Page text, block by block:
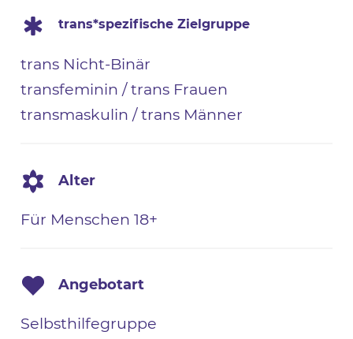
trans*spezifische Zielgruppe
trans Nicht-Binär
transfeminin / trans Frauen
transmaskulin / trans Männer
Alter
Für Menschen 18+
Angebotart
Selbsthilfegruppe